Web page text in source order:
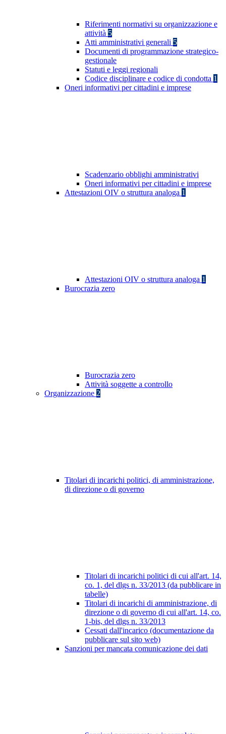
Riferimenti normativi su organizzazione e
attività 5
Atti amministrativi generali 5
Documenti di programmazione strategico-
gestionale
Statuti e leggi regionali
Codice disciplinare e codice di condotta 1
Oneri informativi per cittadini e imprese
Scadenzario obblighi amministrativi
Oneri informativi per cittadini e imprese
Attestazioni OIV o struttura analoga 1
Attestazioni OIV o struttura analoga 1
Burocrazia zero
Burocrazia zero
Attività soggette a controllo
Organizzazione 2
Titolari di incarichi politici, di amministrazione,
di direzione o di governo
Titolari di incarichi politici di cui all'art. 14,
co. 1, del dlgs n. 33/2013 (da pubblicare in
tabelle)
Titolari di incarichi di amministrazione, di
direzione o di governo di cui all'art. 14, co.
1-bis, del dlgs n. 33/2013
Cessati dall'incarico (documentazione da
pubblicare sul sito web)
Sanzioni per mancata comunicazione dei dati